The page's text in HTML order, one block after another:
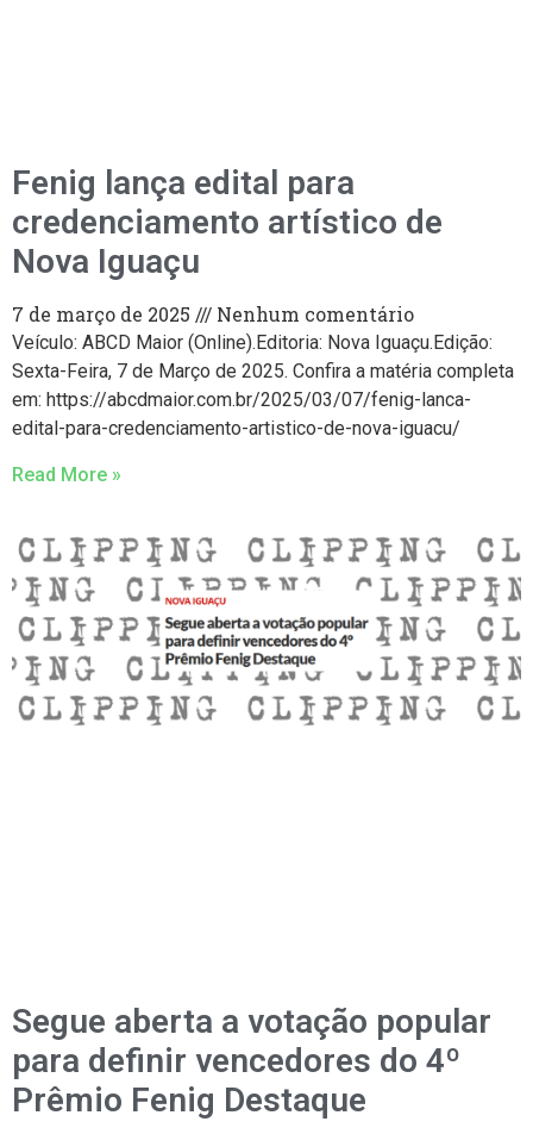
Fenig lança edital para
credenciamento artístico de
Nova Iguaçu
7 de março de 2025 Nenhum comentário
Veículo: ABCD Maior (Online).Editoria: Nova Iguaçu.Edição:
Sexta-Feira, 7 de Março de 2025. Confira a matéria completa
em: https://abcdmaior.com.br/2025/03/07/fenig-lanca-
edital-para-credenciamento-artistico-de-nova-iguacu/
Read More »
Segue aberta a votação popular
para definir vencedores do 4º
Prêmio Fenig Destaque